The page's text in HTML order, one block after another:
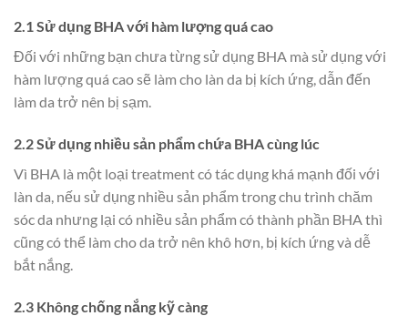
2.1 Sử dụng BHA với hàm lượng quá cao
Đối với những bạn chưa từng sử dụng BHA mà sử dụng với
hàm lượng quá cao sẽ làm cho làn da bị kích ứng, dẫn đến
làm da trở nên bị sạm.
2.2 Sử dụng nhiều sản phẩm chứa BHA cùng lúc
Vì BHA là một loại treatment có tác dụng khá mạnh đối với
làn da, nếu sử dụng nhiều sản phẩm trong chu trình chăm
sóc da nhưng lại có nhiều sản phẩm có thành phần BHA thì
cũng có thể làm cho da trở nên khô hơn, bị kích ứng và dễ
bắt nắng.
2.3 Không chống nắng kỹ càng